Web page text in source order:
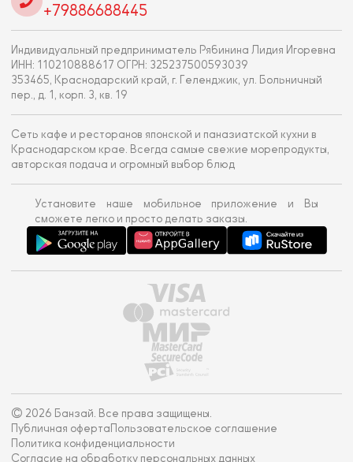
+79886688445
Индивидуальный предприниматель Рябинина Лидия Игоревна
ИНН: 110210888617 ОГРН: 325237500593039
353465, Краснодарский край, г. Геленджик, ул. Больничный
пер., д. 1, корп. 3, кв. 19
Сеть кафе и ресторанов японской и паназиатской кухни в
Краснодарском крае. Всегда самые свежие морепродукты,
авторская подача и огромный выбор блюд
Установите наше мобильное приложение и Вы
сможете легко и просто делать заказы.
© 2026 Банзай. Все права защищены.
Публичная оферта Пользовательское соглашение
Политика конфиденциальности
Согласие на обработку персональных данных